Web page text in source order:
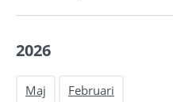
2026
Maj Februari